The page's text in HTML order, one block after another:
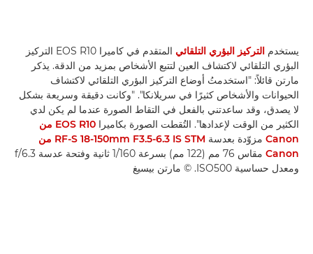
يستخدم التركيز البؤري التلقائي
المتقدم في كاميرا EOS R10 التركيز
البؤري التلقائي لاكتشاف العين لتتبع الأشخاص بمزيد من الدقة. يذكر
مارتن قائلاً: "استخدمتُ أوضاع التركيز البؤري التلقائي لاكتشاف
الحيوانات والأشخاص كثيرًا في سريلانكا". "وكانت دقيقة وسريعة بشكل
لا يصدق، وقد ساعدتني بالفعل في التقاط الصورة عندما لم يكن لدي
الكثير من الوقت لإعدادها". التُقطت الصورة بكاميرا
EOS R10 من
Canon مزوّدة بعدسة
RF-S 18-150mm F3.5-6.3 IS STM من
Canon
مقاس 76 مم (122 مم) بسرعة 1/160 ثانية وفتحة عدسة f/6.3
ومعدل حساسية ISO500. © مارتن بيسيغ